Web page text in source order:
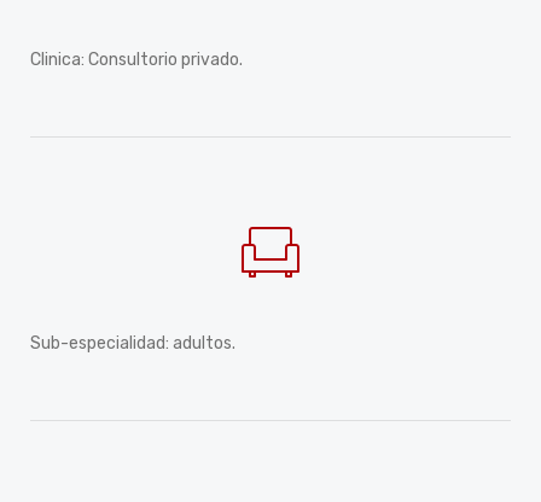
Clinica: Consultorio privado.
Sub-especialidad: adultos.